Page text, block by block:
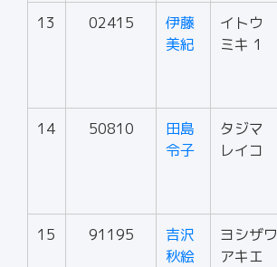
13 02415
伊藤
美紀
イトウ
ミキ 1
14 50810
田島
令子
タジマ
レイコ
15 91195
吉沢
秋絵
ヨシザワ
アキエ